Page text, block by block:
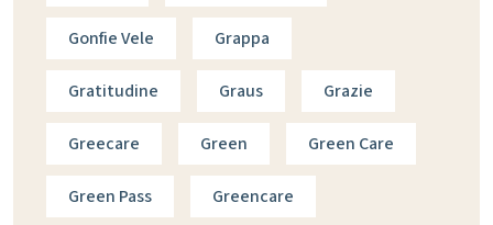
Gonfie Vele Grappa
Gratitudine Graus Grazie
Greecare Green Green Care
Green Pass Greencare